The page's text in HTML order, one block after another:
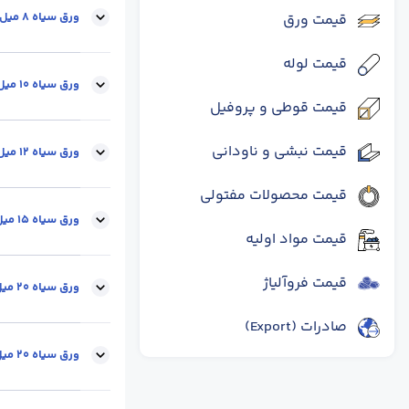
قیمت ورق
قیمت لوله
قیمت قوطی و پروفیل
قیمت نبشی و ناودانی
قیمت محصولات مفتولی
قیمت مواد اولیه
قیمت فروآلیاژ
صادرات (Export)
ورق سیاه 8 میل-6*2متر
عرض(cm) : 2
ورق سیاه 10 میل-6*2متر
ابعاد : 6*2
ورق سیاه 12 میل-6*2متر
ابعاد : 6*2
ورق سیاه 15 میل-6*2متر
ابعاد : 6*2
ورق سیاه 20 میل-6*2متر
ابعاد : 6*2
ورق سیاه 20 میل-12*2متر